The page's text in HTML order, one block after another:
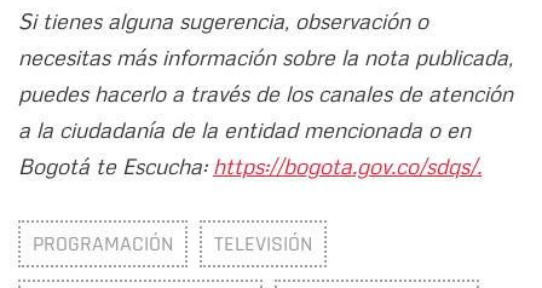
Si tienes alguna sugerencia, observación o
necesitas más información sobre la nota publicada,
puedes hacerlo a través de los canales de atención
a la ciudadanía de la entidad mencionada o en
Bogotá te Escucha: https://bogota.gov.co/sdqs/.
PROGRAMACIÓN TELEVISIÓN